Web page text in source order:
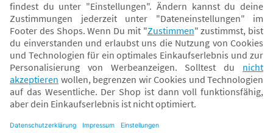
* Alle Preise inkl. MwSt. und ggf. zzgl.Versandkosten. Der dargestellte Preis gilt -
abhängig von der von dir gewählten Option - im BabyOne-Onlineshop oder bei
Abholung in dem von dir gewählten BabyOne-Franchise-Betrieb. Der für den
Onlineshop geltende Preis stellt bei einem Verkauf durch unsere Franchise-
Nehmer eine unverbindliche Preisempfehlung dar. Der Verkaufspreis der
daher von dem Verkaufspreis im Onlineshop abweichen. Angaben zu